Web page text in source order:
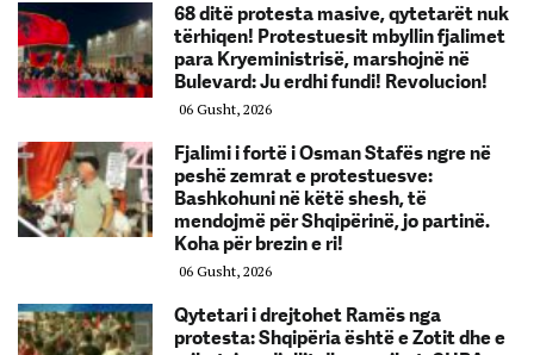
68 ditë protesta masive, qytetarët nuk
tërhiqen! Protestuesit mbyllin fjalimet
para Kryeministrisë, marshojnë në
Bulevard: Ju erdhi fundi! Revolucion!
06 Gusht, 2026
Fjalimi i fortë i Osman Stafës ngre në
peshë zemrat e protestuesve:
Bashkohuni në këtë shesh, të
mendojmë për Shqipërinë, jo partinë.
Koha për brezin e ri!
06 Gusht, 2026
Qytetari i drejtohet Ramës nga
protesta: Shqipëria është e Zotit dhe e